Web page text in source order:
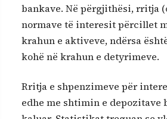
bankave. Në përgjithësi, rritja
normave të interesit përcillet
krahun e aktiveve, ndërsa
kohë në krahun e detyrimeve.
Rritja e shpenzimeve për
edhe me shtimin e depozitave